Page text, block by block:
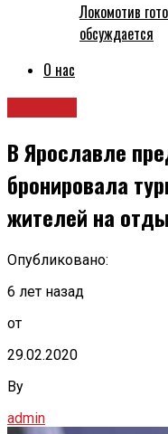
Локомотив
обсуждается
О нас
В Ярославле
бронировала
жителей на
Опубликовано:
6 лет назад
от
29.02.2020
By
admin